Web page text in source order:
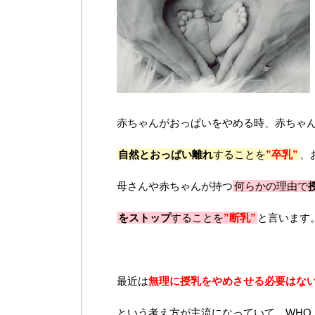
赤ちゃんがおっぱいをやめる時、赤ちゃ
自然とおっぱい離れすることを”卒乳” 、
母さんや赤ちゃんが持つ何らかの理由で
をストップすることを”断乳” と言います。
最近は無理に授乳をやめさせる必要はな
という考え方が主流になっていて、WHO